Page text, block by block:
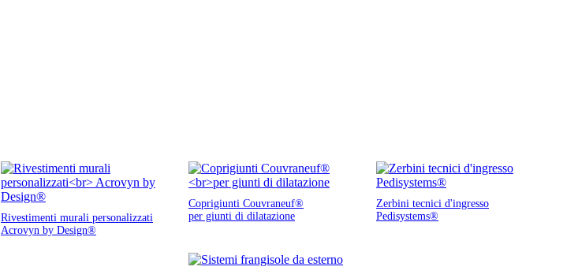
Rivestimenti murali personalizzati
Acrovyn by Design®
Coprigiunti Couvraneuf®
per giunti di dilatazione
Zerbini tecnici d'ingresso
Pedisystems®